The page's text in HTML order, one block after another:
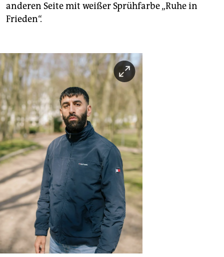
anderen Seite mit weißer Sprühfarbe „Ruhe in
Frieden“.